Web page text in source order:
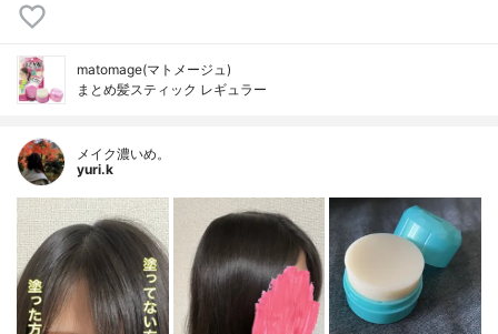
matomage(マトメージュ)
まとめ髪スティック レギュラー
メイク濃いめ。
yuri.k